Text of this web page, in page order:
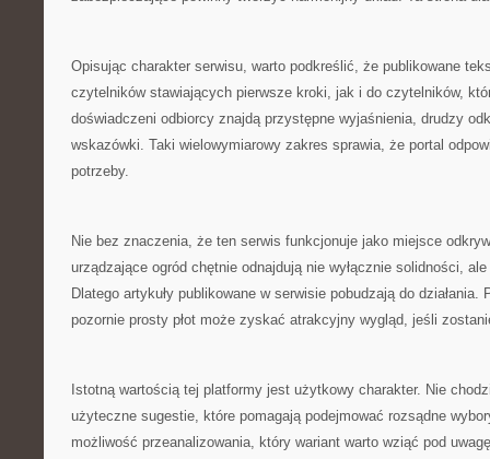
Opisując charakter serwisu, warto podkreślić, że publikowane
czytelników stawiających pierwsze kroki, jak i do czytelników,
doświadczeni odbiorcy znajdą przystępne wyjaśnienia, drudzy
wskazówki. Taki wielowymiarowy zakres sprawia, że portal
potrzeby.
Nie bez znaczenia, że ten serwis funkcjonuje jako miejsce
urządzające ogród chętnie odnajdują nie wyłącznie solidności,
Dlatego artykuły publikowane w serwisie pobudzają do działania.
pozornie prosty płot może zyskać atrakcyjny wygląd, jeśli
Istotną wartością tej platformy jest użytkowy charakter. Nie
użyteczne sugestie, które pomagają podejmować rozsądne
możliwość przeanalizowania, który wariant warto wziąć pod